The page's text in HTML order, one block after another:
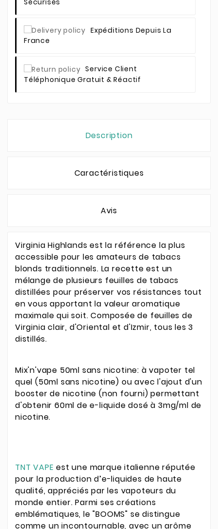
Expéditions Depuis La
France
Service Client
Téléphonique Gratuit & Réactif
Description
Caractéristiques
Avis
Virginia Highlands est la référence la plus
accessible pour les amateurs de tabacs
blonds traditionnels. La recette est un
mélange de plusieurs feuilles de tabacs
distillées pour préserver vos résistances tout
en vous apportant la valeur aromatique
maximale qui soit. Composée de feuilles de
Virginia clair, d'Oriental et d'Izmir, tous les 3
distillés.
Mix'n'vape 50ml sans nicotine: à vapoter tel
quel (50ml sans nicotine) ou avec l'ajout d'un
booster de nicotine (non fourni) permettant
d'obtenir 60ml de e-liquide dosé à 3mg/ml de
nicotine.
TNT VAPE est une marque italienne réputée
pour la production d’e-liquides de haute
qualité, appréciés par les vapoteurs du
monde entier. Parmi ses créations
emblématiques, le "BOOMS" se distingue
comme un incontournable, avec un arôme